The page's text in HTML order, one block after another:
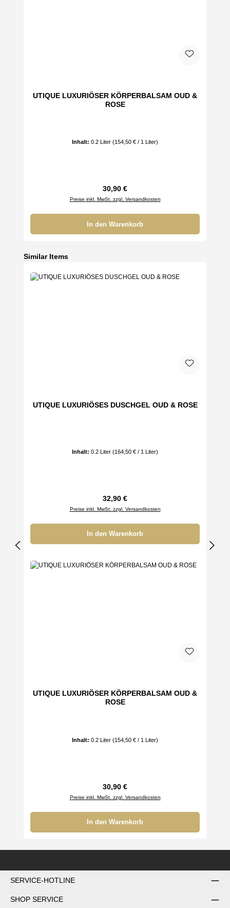
UTIQUE LUXURIÖSER KÖRPERBALSAM OUD &
ROSE
Inhalt: 0.2 Liter (154,50 € / 1 Liter)
Regulärer Preis:
30,90 €
Preise inkl. MwSt. zzgl. Versandkosten
In den Warenkorb
Produktgalerie überspringen
Similar Items
UTIQUE LUXURIÖSES DUSCHGEL OUD & ROSE
Inhalt: 0.2 Liter (164,50 € / 1 Liter)
Regulärer Preis:
32,90 €
Preise inkl. MwSt. zzgl. Versandkosten
In den Warenkorb
UTIQUE LUXURIÖSER KÖRPERBALSAM OUD &
ROSE
Inhalt: 0.2 Liter (154,50 € / 1 Liter)
Regulärer Preis:
30,90 €
Preise inkl. MwSt. zzgl. Versandkosten
In den Warenkorb
SERVICE-HOTLINE
SHOP SERVICE